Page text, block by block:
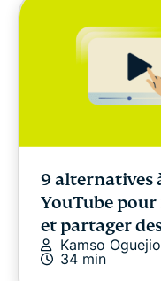
9 alternatives
YouTube
et partager
Kamso
34 min